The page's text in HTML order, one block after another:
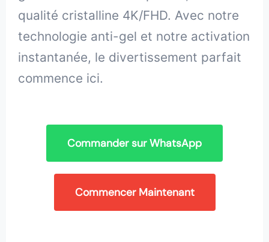
qualité cristalline 4K/FHD. Avec notre
technologie anti-gel et notre activation
instantanée, le divertissement parfait
commence ici.
Commander sur WhatsApp
Commencer Maintenant